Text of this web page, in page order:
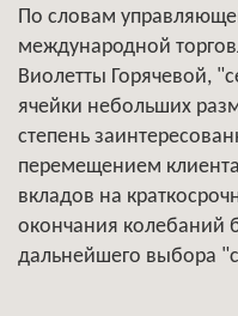
По словам
международной
Виолетты Горячевой,
ячейки небольших
степень
перемещением
вкладов на
окончания колебаний
дальнейшего выбора